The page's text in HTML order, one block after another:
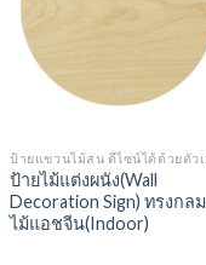
ป้ายไม้แต่งผนัง(Wall
Decoration Sign) ทรงกลม
ไม้แอชจีน(Indoor)